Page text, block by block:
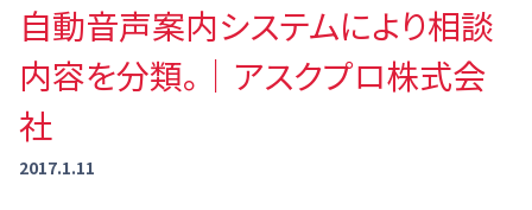
自動音声案内システムにより相談
内容を分類。｜アスクプロ株式会
社
2017.1.11